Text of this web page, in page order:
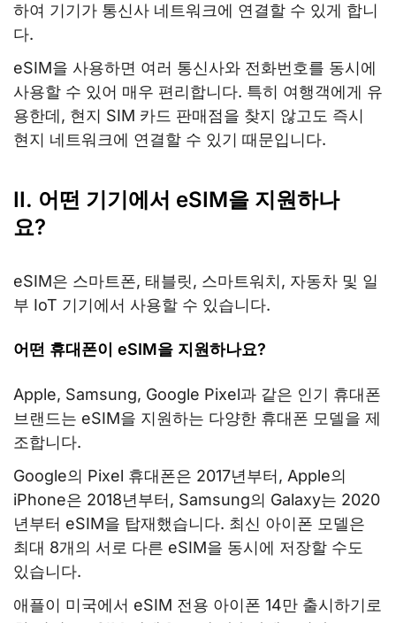
하여 기기가 통신사 네트워크에 연결할 수 있게 합니
다.
eSIM을 사용하면 여러 통신사와 전화번호를 동시에
사용할 수 있어 매우 편리합니다. 특히 여행객에게 유
용한데, 현지 SIM 카드 판매점을 찾지 않고도 즉시
현지 네트워크에 연결할 수 있기 때문입니다.
II. 어떤 기기에서 eSIM을 지원하나
요?
eSIM은 스마트폰, 태블릿, 스마트워치, 자동차 및 일
부 IoT 기기에서 사용할 수 있습니다.
어떤 휴대폰이 eSIM을 지원하나요?
Apple, Samsung, Google Pixel과 같은 인기 휴대폰
브랜드는 eSIM을 지원하는 다양한 휴대폰 모델을 제
조합니다.
Google의 Pixel 휴대폰은 2017년부터, Apple의
iPhone은 2018년부터, Samsung의 Galaxy는 2020
년부터 eSIM을 탑재했습니다. 최신 아이폰 모델은
최대 8개의 서로 다른 eSIM을 동시에 저장할 수도
있습니다.
애플이 미국에서 eSIM 전용 아이폰 14만 출시하기로